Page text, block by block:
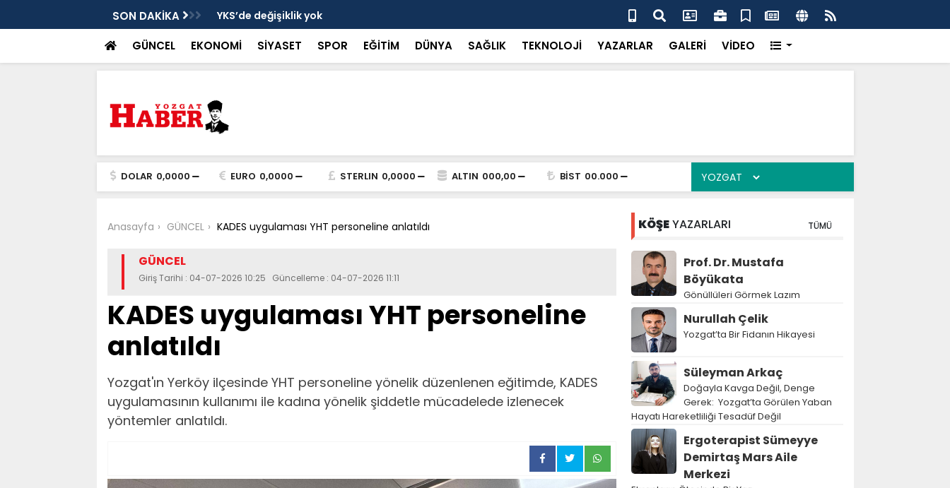
SON DAKİKA YKS’de değişiklik yok “Küçük bir dikkatsizlik büyük felakete dönüşebilir”
GÜNCEL EKONOMİ SİYASET SPOR EĞİTİM DÜNYA SAĞLIK TEKNOLOJİ YAZARLAR GALERİ VİDEO
DOLAR 0,0000 EURO 0,0000 STERLIN 0,0000 ALTIN 000,00 BİST 00.000
Anasayfa GÜNCEL KADES uygulaması YHT personeline anlatıldı
GÜNCEL
Giriş Tarihi : 04-07-2026 10:25 Güncelleme : 04-07-2026 11:11
KADES uygulaması YHT personeline
anlatıldı
Yozgat'ın Yerköy ilçesinde YHT personeline yönelik düzenlenen eğitimde, KADES
uygulamasının kullanımı ile kadına yönelik şiddetle mücadelede izlenecek
yöntemler anlatıldı.
KÖŞEYAZARLARI TÜMÜ
Prof. Dr. Mustafa
Böyükata
Gönüllüleri Görmek Lazım
Nurullah Çelik
Yozgat’ta Bir Fidanın Hikayesi
Süleyman Arkaç
Doğayla Kavga Değil, Denge
Gerek: Yozgat’ta Görülen Yaban
Hayatı Hareketliliği Tesadüf Değil
Ergoterapist Sümeyye
Demirtaş Mars Aile
Merkezi